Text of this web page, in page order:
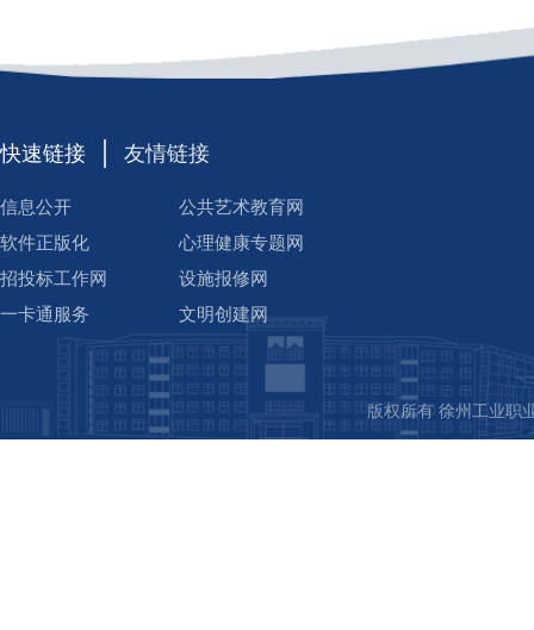
快速链接 友情链接
信息公开
公共艺术教育网
软件正版化
心理健康专题网
招投标工作网
设施报修网
一卡通服务
文明创建网
版权所有 徐州工业职